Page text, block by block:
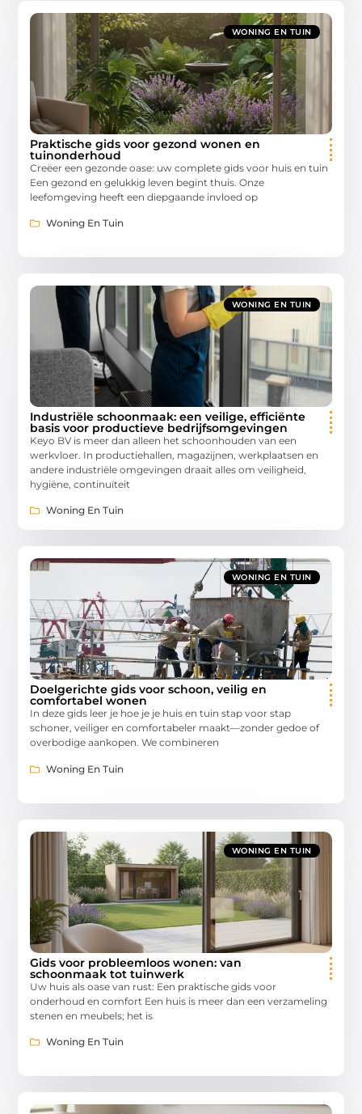
WONING EN TUIN
Praktische gids voor gezond wonen en
tuinonderhoud
Creëer een gezonde oase: uw complete gids voor huis en tuin
Een gezond en gelukkig leven begint thuis. Onze
leefomgeving heeft een diepgaande invloed op
Woning En Tuin
WONING EN TUIN
Industriële schoonmaak: een veilige, efficiënte
basis voor productieve bedrijfsomgevingen
Keyo BV is meer dan alleen het schoonhouden van een
werkvloer. In productiehallen, magazijnen, werkplaatsen en
andere industriële omgevingen draait alles om veiligheid,
hygiëne, continuïteit
Woning En Tuin
WONING EN TUIN
Doelgerichte gids voor schoon, veilig en
comfortabel wonen
In deze gids leer je hoe je je huis en tuin stap voor stap
schoner, veiliger en comfortabeler maakt—zonder gedoe of
overbodige aankopen. We combineren
Woning En Tuin
WONING EN TUIN
Gids voor probleemloos wonen: van
schoonmaak tot tuinwerk
Uw huis als oase van rust: Een praktische gids voor
onderhoud en comfort Een huis is meer dan een verzameling
stenen en meubels; het is
Woning En Tuin